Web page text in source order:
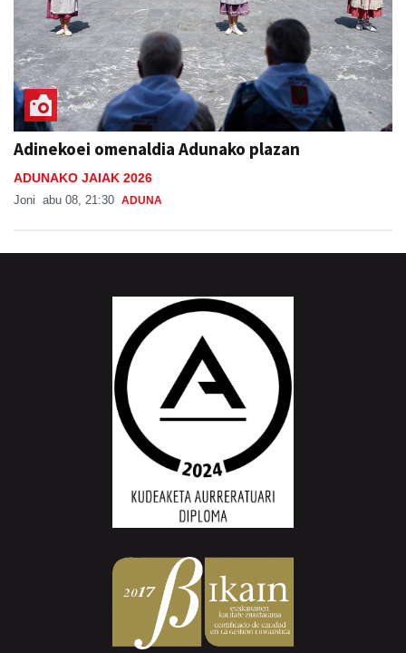
Adinekoei omenaldia Adunako plazan
ADUNAKO JAIAK 2026
Joni abu 08, 21:30 ADUNA